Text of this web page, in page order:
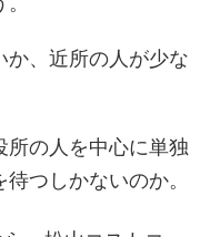
か、近所の人が少な
所の人を中心に単独
つしかないのか。